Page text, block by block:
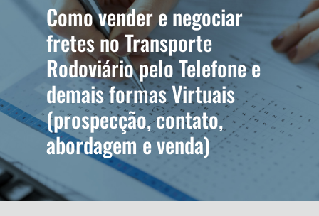
Como vender e negociar
fretes no Transporte
Rodoviário pelo Telefone e
demais formas Virtuais
(prospecção, contato,
abordagem e venda)